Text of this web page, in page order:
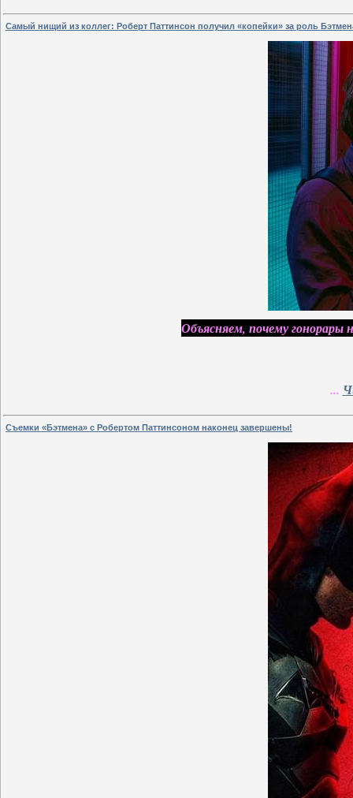
Самый нищий из коллег: Роберт Паттинсон получил «копейки» за роль
Объясняем, почему гонорары
...
Съемки «Бэтмена» с Робертом Паттинсоном наконец завершены!